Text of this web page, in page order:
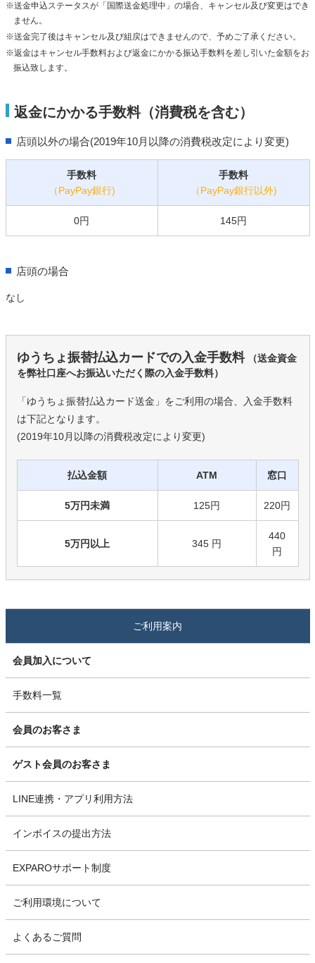
※送金申込ステータスが「国際送金処理中」の場合、キャンセル及び変更はでき
ません。
※送金完了後はキャンセル及び組戻はできませんので、予めご了承ください。
※返金はキャンセル手数料および返金にかかる振込手数料を差し引いた金額をお
振込致します。
返金にかかる手数料（消費税を含む）
店頭以外の場合(2019年10月以降の消費税改定により変更)
手数料
（PayPay銀行)
手数料
（PayPay銀行以外)
0円 145円
店頭の場合
なし
ゆうちょ振替払込カードでの入金手数料（送金資金
を弊社口座へお振込いただく際の入金手数料）
「ゆうちょ振替払込カード送金」をご利用の場合、入金手数料
は下記となります。
(2019年10月以降の消費税改定により変更)
払込金額 ATM 窓口
5万円未満 125円 220円
5万円以上 345 円
440
円
ご利用案内
会員加入について
手数料一覧
会員のお客さま
ゲスト会員のお客さま
LINE連携・アプリ利用方法
インボイスの提出方法
EXPAROサポート制度
ご利用環境について
よくあるご質問